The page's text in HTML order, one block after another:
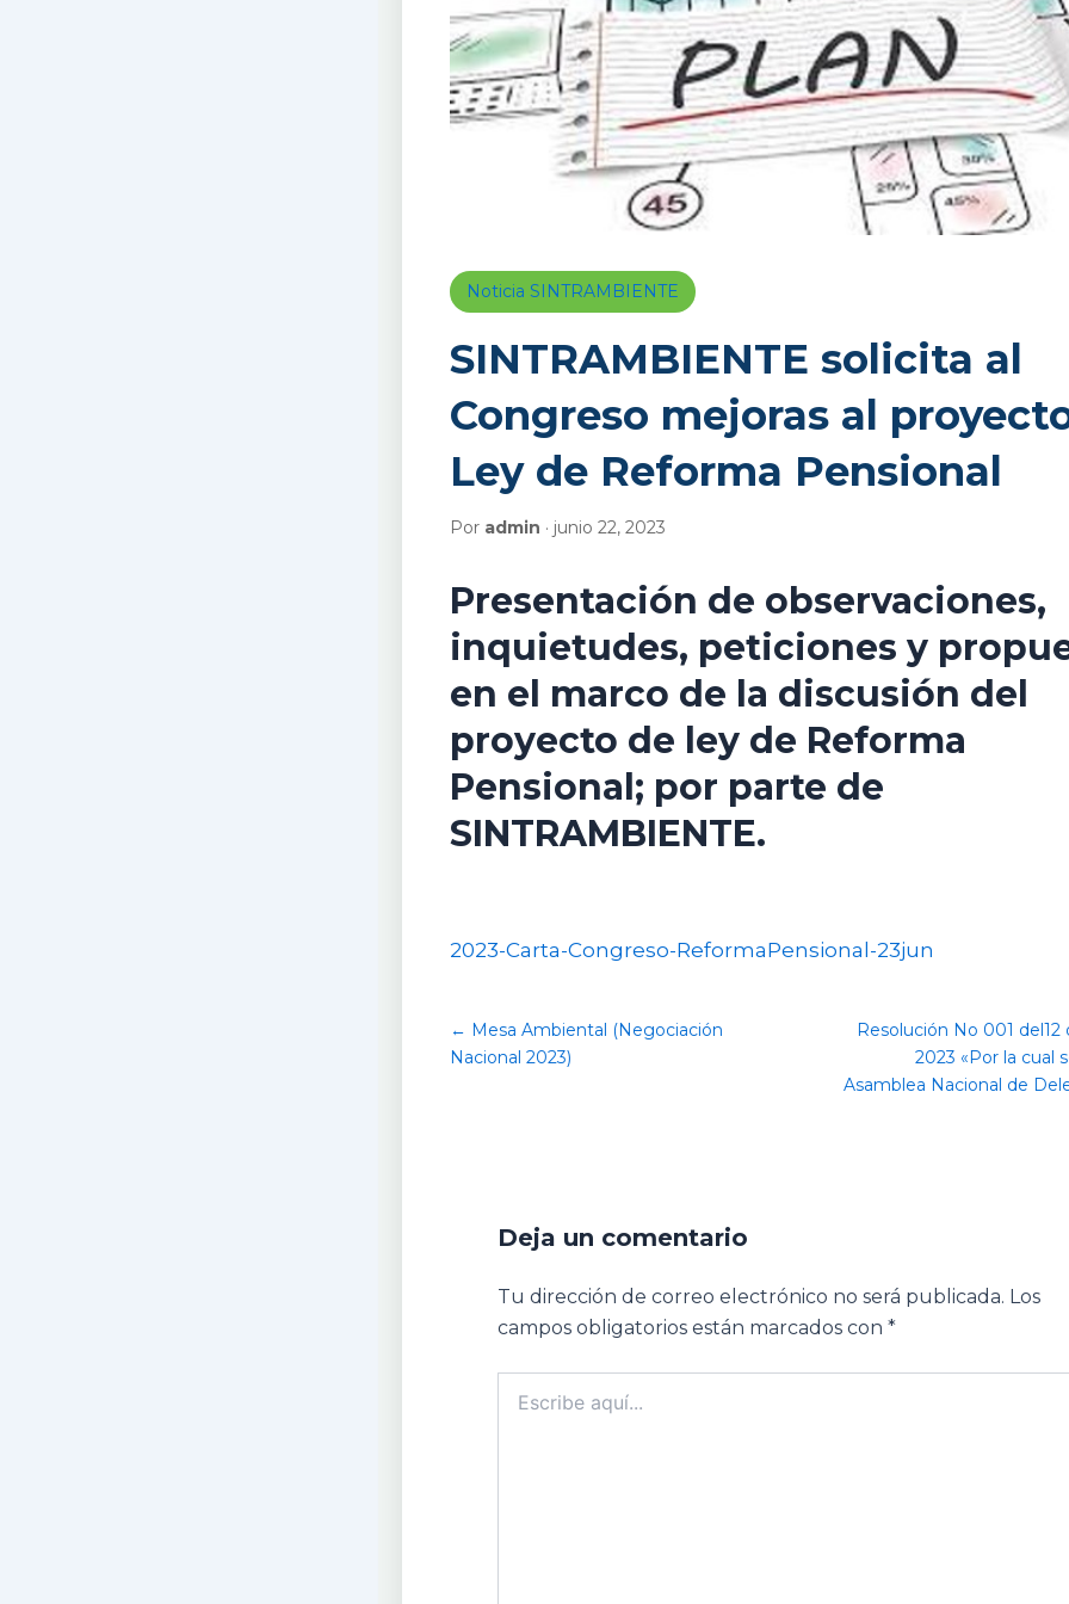
Noticia SINTRAMBIENTE
SINTRAMBIENTE solicita al
Congreso mejoras al
Ley de Reforma Pensional
Por admin · junio 22, 2023
Presentación de observaciones,
inquietudes, peticiones y
en el marco de la discusión del
proyecto de ley de Reforma
Pensional; por parte de
SINTRAMBIENTE.
2023-Carta-Congreso-ReformaPensional-23jun
← Mesa Ambiental (Negociación
Nacional 2023)
Resolución No 001 del12
2023 «Por la cual
Asamblea Nacional de
Deja un comentario
Tu dirección de correo electrónico no será publicada. Los
campos obligatorios están marcados con *
aquí...